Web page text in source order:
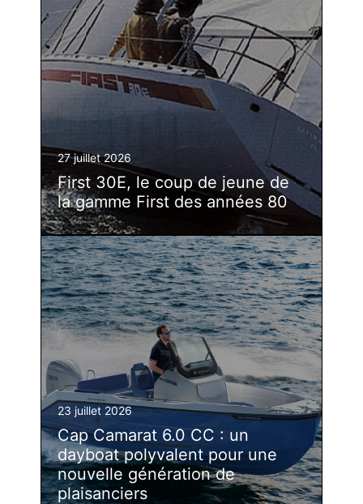
27 juillet 2026
First 30E, le coup de jeune de
la gamme First des années 80
23 juillet 2026
Cap Camarat 6.0 CC : un
dayboat polyvalent pour une
nouvelle génération de
plaisanciers